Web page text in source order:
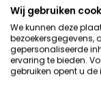
Wij gebruiken
We kunnen deze
bezoekersgegevens,
gepersonaliseerde
ervaring te bieden.
gebruiken opent u de